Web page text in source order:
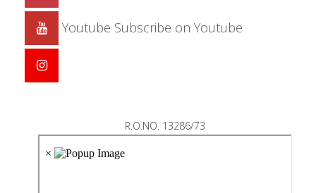
Youtube Subscribe on Youtube
R.O.NO. 13286/73